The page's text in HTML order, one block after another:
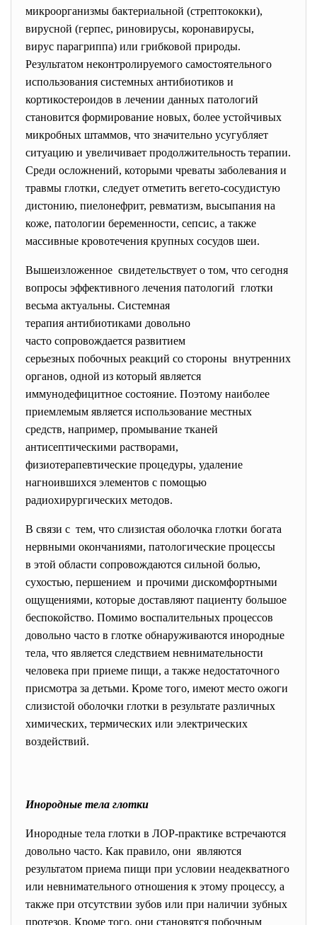
микроорганизмы бактериальной (стрептококки),
вирусной (герпес, риновирусы, коронавирусы,
вирус парагриппа) или грибковой природы.
Результатом неконтролируемого самостоятельного
использования системных антибиотиков и
кортикостероидов в лечении данных патологий
становится формирование новых, более устойчивых
микробных штаммов, что значительно усугубляет
ситуацию и увеличивает продолжительность терапии.
Среди осложнений, которыми чреваты заболевания и
травмы глотки, следует отметить вегето-сосудистую
дистонию, пиелонефрит, ревматизм, высыпания на
коже, патологии беременности, сепсис, а также
массивные кровотечения крупных сосудов шеи.
Вышеизложенное свидетельствует о том, что сегодня
вопросы эффективного лечения патологий глотки
весьма актуальны. Системная
терапия антибиотиками довольно
часто сопровождается развитием
серьезных побочных реакций со стороны внутренних
органов, одной из который является
иммунодефицитное состояние. Поэтому наиболее
приемлемым является использование местных
средств, например, промывание тканей
антисептическими растворами,
физиотерапевтические процедуры, удаление
нагноившихся элементов с помощью
радиохирургических методов.
В связи с тем, что слизистая оболочка глотки богата
нервными окончаниями, патологические процессы
в этой области сопровождаются сильной болью,
сухостью, першением и прочими дискомфортными
ощущениями, которые доставляют пациенту большое
беспокойство. Помимо воспалительных процессов
довольно часто в глотке обнаруживаются инородные
тела, что является следствием невнимательности
человека при приеме пищи, а также недостаточного
присмотра за детьми. Кроме того, имеют место ожоги
слизистой оболочки глотки в результате различных
химических, термических или электрических
воздействий.
Инородные тела глотки
Инородные тела глотки в ЛОР-практике встречаются
довольно часто. Как правило, они являются
результатом приема пищи при условии неадекватного
или невнимательного отношения к этому процессу, а
также при отсутствии зубов или при наличии зубных
протезов. Кроме того, они становятся побочным